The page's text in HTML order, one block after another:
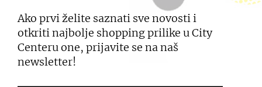
PRIJAVI SE
Ako prvi želite saznati sve novosti i
otkriti najbolje shopping prilike u City
Centeru one, prijavite se na naš
newsletter!